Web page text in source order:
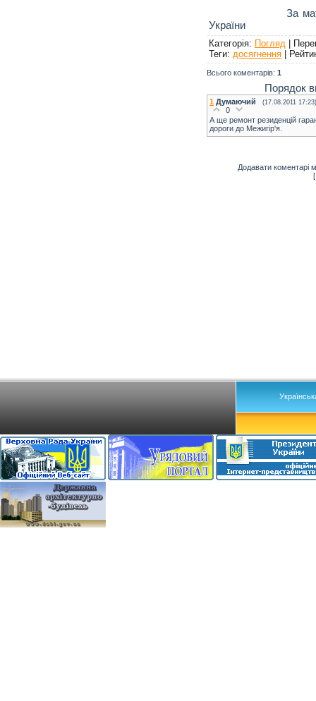
За
України
Категорія: Погляд |
Теги: досягнення |
Всього коментарів: 1
Порядок
1 Думаючий (17.08.2011 17:23)
0
А ще ремонт резиденцій
дороги до Межигір'я.
Додавати коментарі